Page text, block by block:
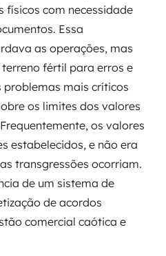
físicos com necessidade
Essa
as operações, mas
fértil para erros e
problemas mais críticos
os limites dos valores
os valores
estabelecidos, e não era
transgressões ocorriam.
de um sistema de
de acordos
comercial caótica e